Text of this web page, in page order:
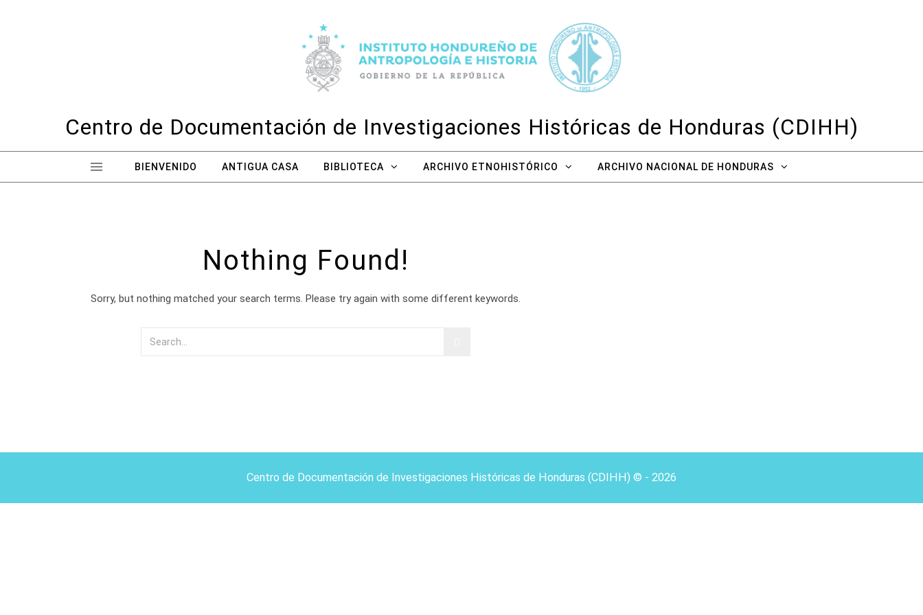
Centro de Documentación de Investigaciones Históricas de Honduras (CDIHH)
BIENVENIDO ANTIGUA CASA BIBLIOTECA ARCHIVO ETNOHISTÓRICO ARCHIVO NACIONAL DE HONDURAS
Nothing Found!
Sorry, but nothing matched your search terms. Please try again with some different keywords.
Centro de Documentación de Investigaciones Históricas de Honduras (CDIHH) © - 2026